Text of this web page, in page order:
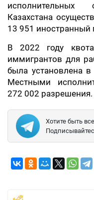
Казахстана
13 951 иностранный
В 2022 году
иммигрантов для
была установлена
Местными
272 002 разрешения.
Хотите быть